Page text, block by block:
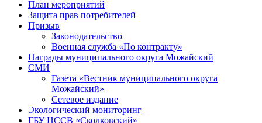
План мероприятий
Защита прав потребителей
Призыв
Законодательство
Военная служба «По контракту»
Награды муниципального округа Можайский
СМИ
Газета «Вестник муниципального округа
Можайский»
Сетевое издание
Экологический мониторинг
ГБУ ЦССВ «Сколковский»